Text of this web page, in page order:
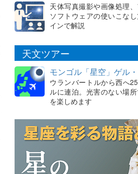
天体写真撮影や画像処理
ソフトウェアの使いこな
インで解説
天文ツアー
モンゴル「星空」ゲル
ウランバートルから西へ
ルに連泊。光害のない場
を楽しめます